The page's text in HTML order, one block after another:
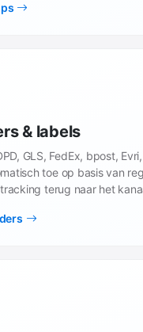
& labels
GLS, FedEx, bpost,
toe op basis van
terug naar het